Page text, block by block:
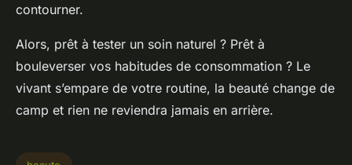
contourner.
Alors, prêt à tester un soin naturel ? Prêt à
bouleverser vos habitudes de consommation ? Le
vivant s’empare de votre routine, la beauté change de
camp et rien ne reviendra jamais en arrière.